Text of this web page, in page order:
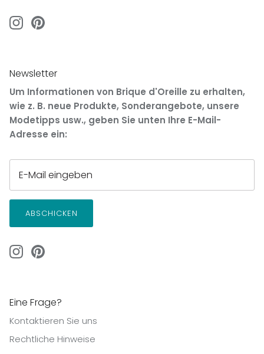
Newsletter
Um Informationen von Brique d'Oreille zu erhalten,
wie z. B. neue Produkte, Sonderangebote, unsere
Modetipps usw., geben Sie unten Ihre E-Mail-
Adresse ein:
ABSCHICKEN
Eine Frage?
Kontaktieren Sie uns
Rechtliche Hinweise